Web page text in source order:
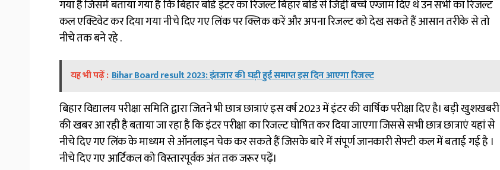
गया है जिसमें बताया गया है कि बिहार बोर्ड इंटर का रिजल्ट बिहार बोर्ड से जिद्दी बच्चे एग्जाम दिए थे उन सभी का रिजल्ट
कल एक्टिवेट कर दिया गया नीचे दिए गए लिंक पर क्लिक करें और अपना रिजल्ट को देख सकते हैं आसान तरीके से तो
नीचे तक बने रहे .
यह भी पढ़ें :Bihar Board result 2023: इंतजार की घड़ी हुई समाप्त इस दिन आएगा रिजल्ट
बिहार विद्यालय परीक्षा समिति द्वारा जितने भी छात्र छात्राएं इस वर्ष 2023 में इंटर की वार्षिक परीक्षा दिए है। बड़ी खुशखबरी
की खबर आ रही है बताया जा रहा है कि इंटर परीक्षा का रिजल्ट घोषित कर दिया जाएगा जिससे सभी छात्र छात्राएं यहां से
नीचे दिए गए लिंक के माध्यम से ऑनलाइन चेक कर सकते हैं जिसके बारे में संपूर्ण जानकारी सेफ्टी कल में बताई गई है ।
नीचे दिए गए आर्टिकल को विस्तारपूर्वक अंत तक जरूर पढ़ें।